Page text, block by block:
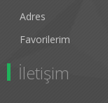
Adres
Favorilerim
İletişim